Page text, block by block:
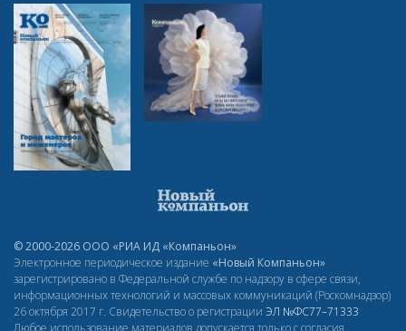
© 2000-2026 ООО «РИА ИД «Компаньон»
Электронное периодическое издание «Новый Компаньон»
зарегистрировано в Федеральной службе по надзору в сфере связи,
информационных технологий и массовых коммуникаций (Роскомнадзор)
26 октября 2017 г. Свидетельство о регистрации ЭЛ №ФС77–71333
Любое использование материалов допускается только с согласия